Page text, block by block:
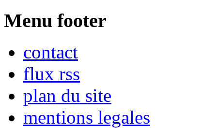
Menu footer
contact
flux rss
plan du site
mentions legales